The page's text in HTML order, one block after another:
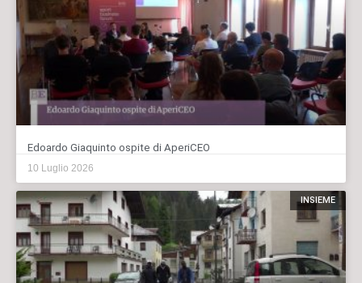
Edoardo Giaquinto ospite di AperiCEO
10 Luglio 2026
INSIEME